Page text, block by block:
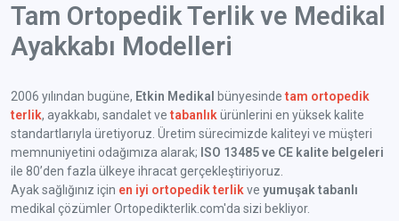
Tam Ortopedik Terlik ve Medikal
Ayakkabı Modelleri
2006 yılından bugüne, Etkin Medikal bünyesindetam ortopedik
terlik, ayakkabı, sandalet vetabanlık ürünlerini en yüksek kalite
standartlarıyla üretiyoruz. Üretim sürecimizde kaliteyi ve müşteri
memnuniyetini odağımıza alarak; ISO 13485 ve CE kalite belgeleri
ile 80’den fazla ülkeye ihracat gerçekleştiriyoruz.
Ayak sağlığınız için en iyi ortopedik terlik ve yumuşak tabanlı
medikal çözümler Ortopedikterlik.com'da sizi bekliyor.